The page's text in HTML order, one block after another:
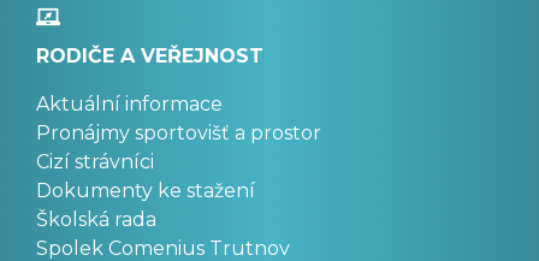
RODIČE A VEŘEJNOST
Aktuální informace
Pronájmy sportovišť a prostor
Cizí strávníci
Dokumenty ke stažení
Školská rada
Spolek Comenius Trutnov